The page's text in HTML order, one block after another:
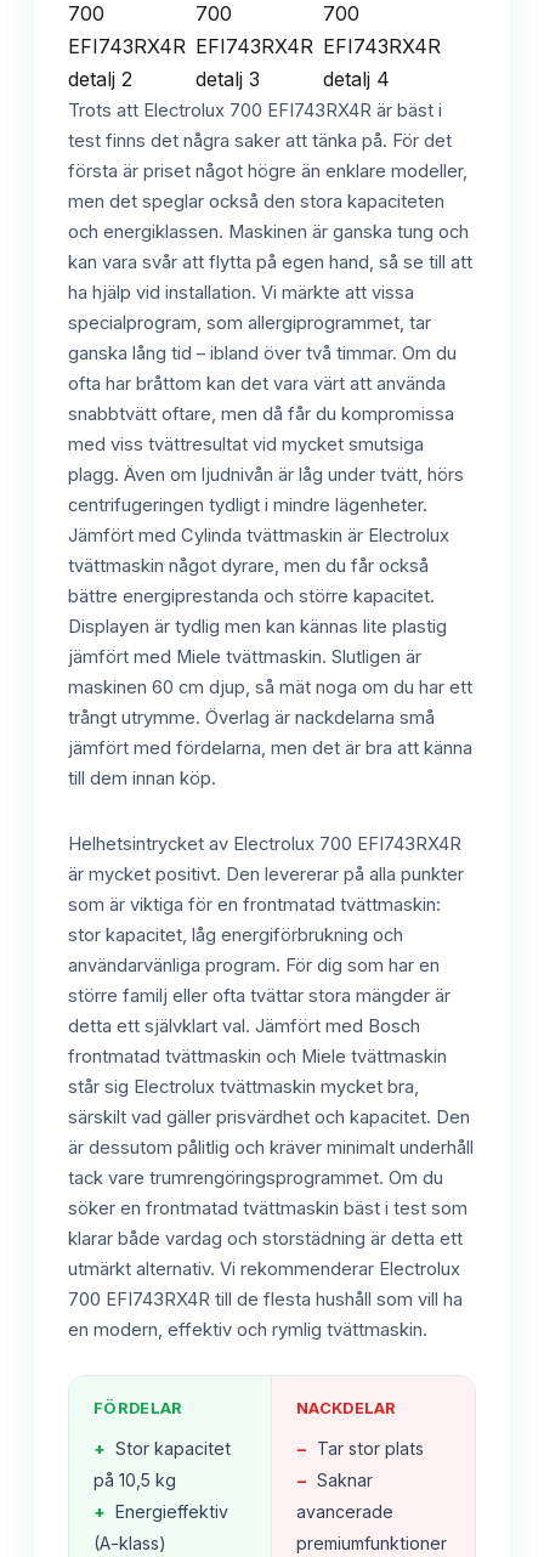
Trots att Electrolux 700 EFI743RX4R är bäst i
test finns det några saker att tänka på. För det
första är priset något högre än enklare modeller,
men det speglar också den stora kapaciteten
och energiklassen. Maskinen är ganska tung och
kan vara svår att flytta på egen hand, så se till att
ha hjälp vid installation. Vi märkte att vissa
specialprogram, som allergiprogrammet, tar
ganska lång tid – ibland över två timmar. Om du
ofta har bråttom kan det vara värt att använda
snabbtvätt oftare, men då får du kompromissa
med viss tvättresultat vid mycket smutsiga
plagg. Även om ljudnivån är låg under tvätt, hörs
centrifugeringen tydligt i mindre lägenheter.
Jämfört med Cylinda tvättmaskin är Electrolux
tvättmaskin något dyrare, men du får också
bättre energiprestanda och större kapacitet.
Displayen är tydlig men kan kännas lite plastig
jämfört med Miele tvättmaskin. Slutligen är
maskinen 60 cm djup, så mät noga om du har ett
trångt utrymme. Överlag är nackdelarna små
jämfört med fördelarna, men det är bra att känna
till dem innan köp.
Helhetsintrycket av Electrolux 700 EFI743RX4R
är mycket positivt. Den levererar på alla punkter
som är viktiga för en frontmatad tvättmaskin:
stor kapacitet, låg energiförbrukning och
användarvänliga program. För dig som har en
större familj eller ofta tvättar stora mängder är
detta ett självklart val. Jämfört med Bosch
frontmatad tvättmaskin och Miele tvättmaskin
står sig Electrolux tvättmaskin mycket bra,
särskilt vad gäller prisvärdhet och kapacitet. Den
är dessutom pålitlig och kräver minimalt underhåll
tack vare trumrengöringsprogrammet. Om du
söker en frontmatad tvättmaskin bäst i test som
klarar både vardag och storstädning är detta ett
utmärkt alternativ. Vi rekommenderar Electrolux
700 EFI743RX4R till de flesta hushåll som vill ha
en modern, effektiv och rymlig tvättmaskin.
FÖRDELAR
+ Stor kapacitet
på 10,5 kg
+ Energieffektiv
(A-klass)
NACKDELAR
− Tar stor plats
− Saknar
avancerade
premiumfunktioner